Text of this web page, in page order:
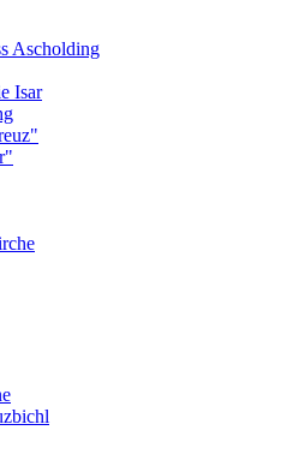
Ascholding
Isar